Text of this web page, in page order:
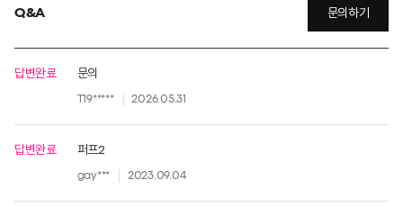
Q&A 문의하기
답변완료 문의
T19***** 2026.05.31
답변완료 퍼프2
gay*** 2023.09.04